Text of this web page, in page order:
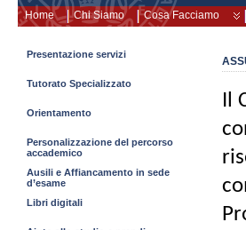
Home Chi Siamo Cosa Facciamo
Il
Presentazione servizi
Tutorato Specializzato
Orientamento
Personalizzazione del percorso
accademico
Ausili e Affiancamento in sede
d’esame
Libri digitali